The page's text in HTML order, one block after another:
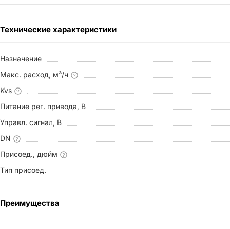
Технические характеристики
Назначение
Макс. расход, м³/ч
?
Kvs ?
Питание рег. привода, В
Управл. сигнал, В
DN
?
Присоед., дюйм ?
Тип присоед.
Преимущества